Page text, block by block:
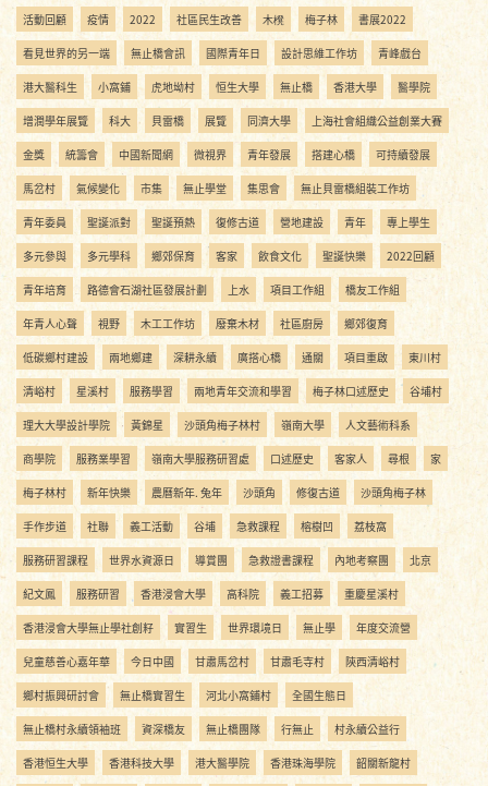
活動回顧 疫情 2022 社區民生改善 木櫈 梅子林 書展2022
看見世界的另一端 無止橋會訊 國際青年日 設計思維工作坊 青峰戲台
港大醫科生 小窩鋪 虎地坳村 恒生大學 無止橋 香港大學 醫學院
增潤學年展覽 科大 貝雷橋 展覽 同濟大學 上海社會組織公益創業大賽
金獎 統籌會 中國新聞網 微視界 青年發展 搭建心橋 可持續發展
馬岔村 氣候變化 市集 無止學堂 集思會 無止貝雷橋組裝工作坊
青年委員 聖誕派對 聖誕預熱 復修古道 營地建設 青年 專上學生
多元參與 多元學科 鄉郊保育 客家 飲食文化 聖誕快樂 2022回顧
青年培育 路德會石湖社區發展計劃 上水 項目工作組 橋友工作組
年青人心聲 視野 木工工作坊 廢棄木材 社區廚房 鄉郊復育
低碳鄉村建設 兩地鄉建 深耕永續 廣搭心橋 通關 項目重啟 東川村
清峪村 星溪村 服務學習 兩地青年交流和學習 梅子林口述歷史 谷埔村
理大大學設計學院 黃錦星 沙頭角梅子林村 嶺南大學 人文藝術科系
商學院 服務業學習 嶺南大學服務研習處 口述歷史 客家人 尋根 家
梅子林村 新年快樂 農曆新年. 兔年 沙頭角 修復古道 沙頭角梅子林
手作步道 社聯 義工活動 谷埔 急救課程 榕樹凹 荔枝窩
服務研習課程 世界水資源日 導賞團 急救證書課程 內地考察團 北京
紀文鳳 服務研習 香港浸會大學 高科院 義工招募 重慶星溪村
香港浸會大學無止學社創籽 實習生 世界環境日 無止學 年度交流營
兒童慈善心嘉年華 今日中國 甘肅馬岔村 甘肅毛寺村 陝西清峪村
鄉村振興研討會 無止橋實習生 河北小窩鋪村 全國生態日
無止橋村永續領袖班 資深橋友 無止橋團隊 行無止 村永續公益行
香港恒生大學 香港科技大學 港大醫學院 香港珠海學院 韶關新龍村